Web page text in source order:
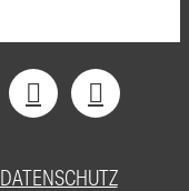
DATENSCHUTZ